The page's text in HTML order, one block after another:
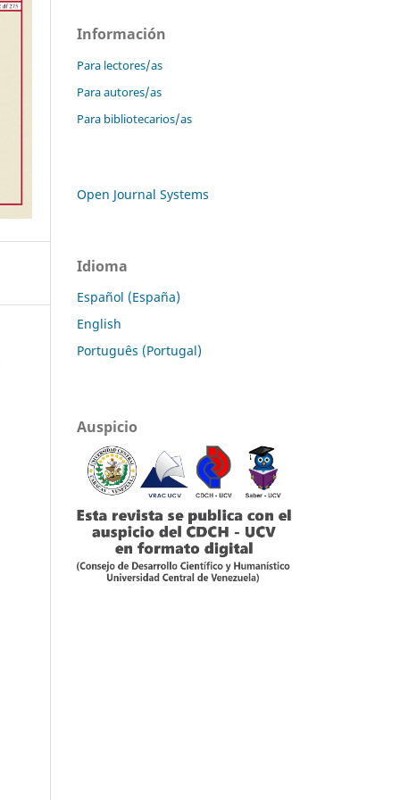
Información
Para lectores/as
Para autores/as
Para bibliotecarios/as
Open Journal Systems
Idioma
Español (España)
English
Português (Portugal)
Auspicio